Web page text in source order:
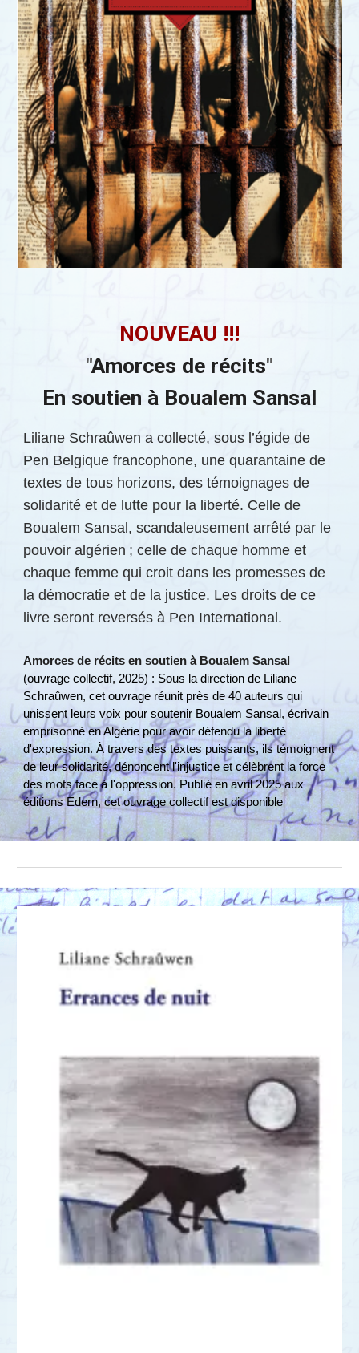
NOUVEAU !!!
"Amorces de récits"
En soutien à Boualem Sansal
Liliane Schraûwen a collecté, sous l’égide de
Pen Belgique francophone, une quarantaine de
textes de tous horizons, des témoignages de
solidarité et de lutte pour la liberté. Celle de
Boualem Sansal, scandaleusement arrêté par le
pouvoir algérien ; celle de chaque homme et
chaque femme qui croit dans les promesses de
la démocratie et de la justice. Les droits de ce
livre seront reversés à Pen International.
Amorces de récits en soutien à Boualem Sansal
(ouvrage collectif, 2025) : Sous la direction de Liliane
Schraûwen, cet ouvrage réunit près de 40 auteurs qui
unissent leurs voix pour soutenir Boualem Sansal, écrivain
emprisonné en Algérie pour avoir défendu la liberté
d'expression. À travers des textes puissants, ils témoignent
de leur solidarité, dénoncent l'injustice et célèbrent la force
des mots face à l'oppression. Publié en avril 2025 aux
éditions Edern, cet ouvrage collectif est disponible